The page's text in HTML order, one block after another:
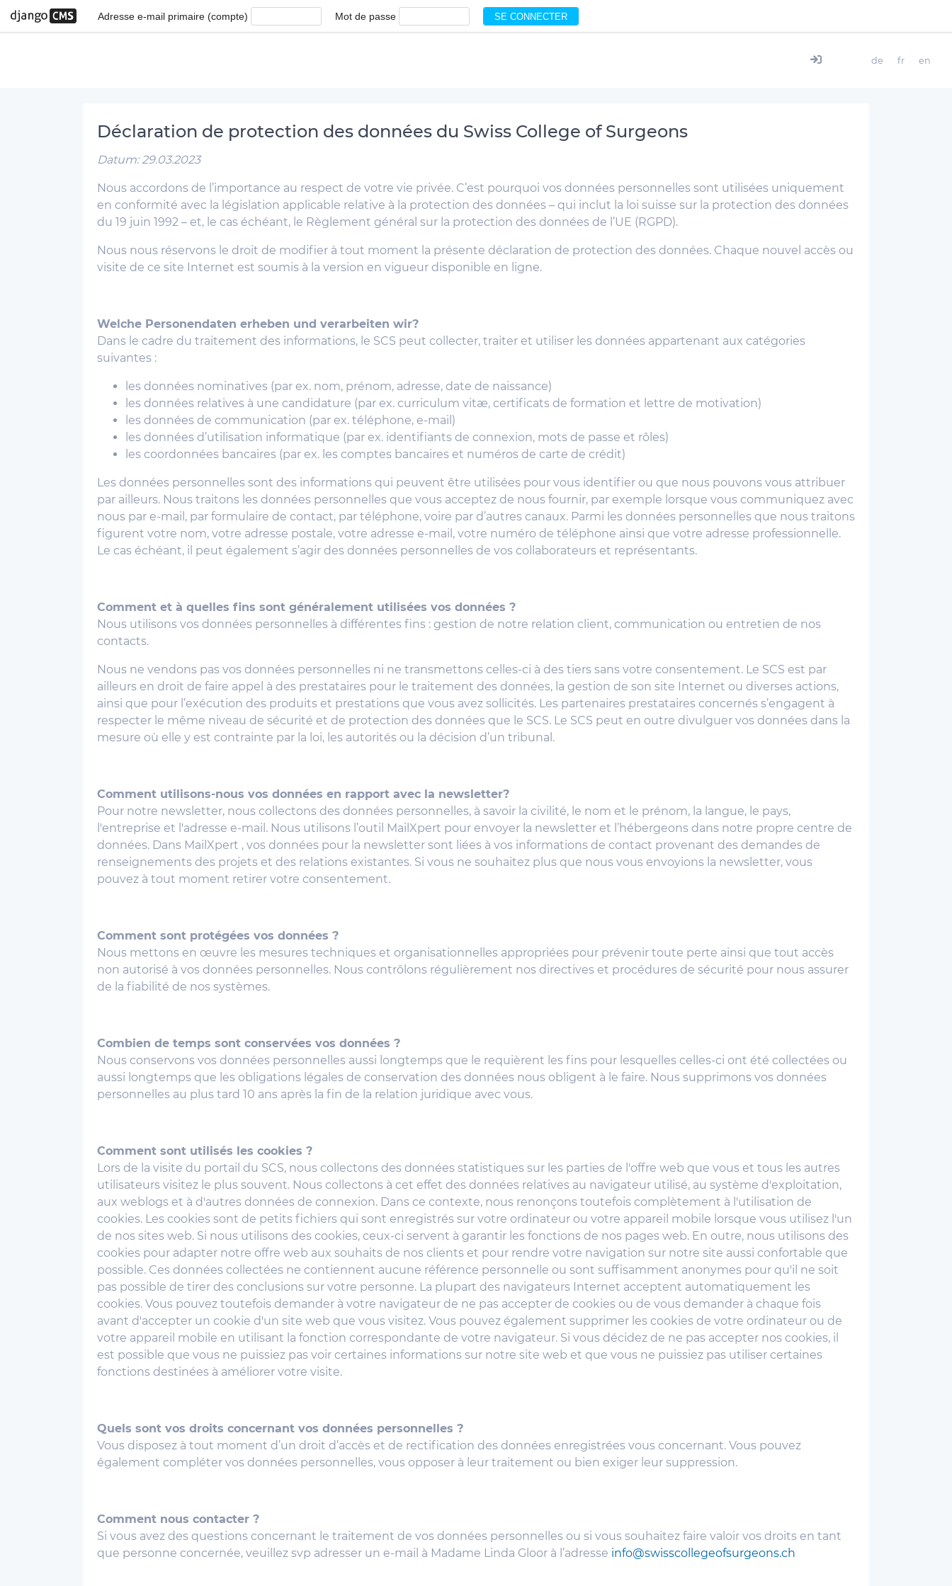
Adresse e-mail primaire (compte) Mot de passe
de fr en
Déclaration de protection des données du Swiss College of Surgeons
Datum: 29.03.2023
Nous accordons de l’importance au respect de votre vie privée. C’est pourquoi vos données personnelles sont utilisées uniquement
en conformité avec la législation applicable relative à la protection des données – qui inclut la loi suisse sur la protection des données
du 19 juin 1992 – et, le cas échéant, le Règlement général sur la protection des données de l’UE (RGPD).
Nous nous réservons le droit de modifier à tout moment la présente déclaration de protection des données. Chaque nouvel accès ou
visite de ce site Internet est soumis à la version en vigueur disponible en ligne.
Welche Personendaten erheben und verarbeiten wir?
Dans le cadre du traitement des informations, le SCS peut collecter, traiter et utiliser les données appartenant aux catégories
suivantes :
les données nominatives (par ex. nom, prénom, adresse, date de naissance)
les données relatives à une candidature (par ex. curriculum vitæ, certificats de formation et lettre de motivation)
les données de communication (par ex. téléphone, e-mail)
les données d’utilisation informatique (par ex. identifiants de connexion, mots de passe et rôles)
les coordonnées bancaires (par ex. les comptes bancaires et numéros de carte de crédit)
Les données personnelles sont des informations qui peuvent être utilisées pour vous identifier ou que nous pouvons vous attribuer
par ailleurs. Nous traitons les données personnelles que vous acceptez de nous fournir, par exemple lorsque vous communiquez avec
nous par e-mail, par formulaire de contact, par téléphone, voire par d’autres canaux. Parmi les données personnelles que nous traitons
figurent votre nom, votre adresse postale, votre adresse e-mail, votre numéro de téléphone ainsi que votre adresse professionnelle.
Le cas échéant, il peut également s’agir des données personnelles de vos collaborateurs et représentants.
Comment et à quelles fins sont généralement utilisées vos données ?
Nous utilisons vos données personnelles à différentes fins : gestion de notre relation client, communication ou entretien de nos
contacts.
Nous ne vendons pas vos données personnelles ni ne transmettons celles-ci à des tiers sans votre consentement. Le SCS est par
ailleurs en droit de faire appel à des prestataires pour le traitement des données, la gestion de son site Internet ou diverses actions,
ainsi que pour l’exécution des produits et prestations que vous avez sollicités. Les partenaires prestataires concernés s’engagent à
respecter le même niveau de sécurité et de protection des données que le SCS. Le SCS peut en outre divulguer vos données dans la
mesure où elle y est contrainte par la loi, les autorités ou la décision d’un tribunal.
Comment utilisons-nous vos données en rapport avec la newsletter?
Pour notre newsletter, nous collectons des données personnelles, à savoir la civilité, le nom et le prénom, la langue, le pays,
l'entreprise et l'adresse e-mail. Nous utilisons l’outil MailXpert pour envoyer la newsletter et l’hébergeons dans notre propre centre de
données. Dans MailXpert , vos données pour la newsletter sont liées à vos informations de contact provenant des demandes de
renseignements des projets et des relations existantes. Si vous ne souhaitez plus que nous vous envoyions la newsletter, vous
pouvez à tout moment retirer votre consentement.
Comment sont protégées vos données ?
Nous mettons en œuvre les mesures techniques et organisationnelles appropriées pour prévenir toute perte ainsi que tout accès
non autorisé à vos données personnelles. Nous contrôlons régulièrement nos directives et procédures de sécurité pour nous assurer
de la fiabilité de nos systèmes.
Combien de temps sont conservées vos données ?
Nous conservons vos données personnelles aussi longtemps que le requièrent les fins pour lesquelles celles-ci ont été collectées ou
aussi longtemps que les obligations légales de conservation des données nous obligent à le faire. Nous supprimons vos données
personnelles au plus tard 10 ans après la fin de la relation juridique avec vous.
Comment sont utilisés les cookies ?
Lors de la visite du portail du SCS, nous collectons des données statistiques sur les parties de l'offre web que vous et tous les autres
utilisateurs visitez le plus souvent. Nous collectons à cet effet des données relatives au navigateur utilisé, au système d'exploitation,
aux weblogs et à d'autres données de connexion. Dans ce contexte, nous renonçons toutefois complètement à l'utilisation de
cookies. Les cookies sont de petits fichiers qui sont enregistrés sur votre ordinateur ou votre appareil mobile lorsque vous utilisez l'un
de nos sites web. Si nous utilisons des cookies, ceux-ci servent à garantir les fonctions de nos pages web. En outre, nous utilisons des
cookies pour adapter notre offre web aux souhaits de nos clients et pour rendre votre navigation sur notre site aussi confortable que
possible. Ces données collectées ne contiennent aucune référence personnelle ou sont suffisamment anonymes pour qu'il ne soit
pas possible de tirer des conclusions sur votre personne. La plupart des navigateurs Internet acceptent automatiquement les
cookies. Vous pouvez toutefois demander à votre navigateur de ne pas accepter de cookies ou de vous demander à chaque fois
avant d'accepter un cookie d'un site web que vous visitez. Vous pouvez également supprimer les cookies de votre ordinateur ou de
votre appareil mobile en utilisant la fonction correspondante de votre navigateur. Si vous décidez de ne pas accepter nos cookies, il
est possible que vous ne puissiez pas voir certaines informations sur notre site web et que vous ne puissiez pas utiliser certaines
fonctions destinées à améliorer votre visite.
Quels sont vos droits concernant vos données personnelles ?
Vous disposez à tout moment d’un droit d’accès et de rectification des données enregistrées vous concernant. Vous pouvez
également compléter vos données personnelles, vous opposer à leur traitement ou bien exiger leur suppression.
Comment nous contacter ?
Si vous avez des questions concernant le traitement de vos données personnelles ou si vous souhaitez faire valoir vos droits en tant
que personne concernée, veuillez svp adresser un e-mail à Madame Linda Gloor à l’adresse info@swisscollegeofsurgeons.ch